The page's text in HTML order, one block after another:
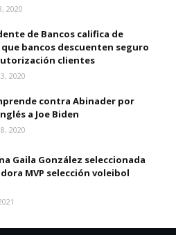
2020
de Bancos califica de
bancos descuenten seguro
clientes
2020
contra Abinader por
a Joe Biden
2020
Gaila González seleccionada
MVP selección voleibol